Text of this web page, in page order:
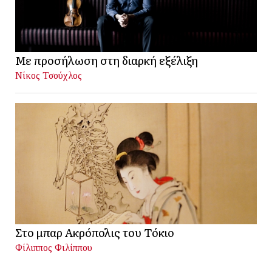
Με προσήλωση στη διαρκή εξέλιξη
Νίκος Τσούχλος
Στο μπαρ Ακρόπολις του Τόκιο
Φίλιππος Φιλίππου